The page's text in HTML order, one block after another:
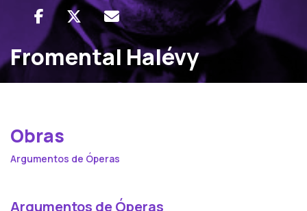
Fromental Halévy
Obras
Argumentos de Óperas
Argumentos de Óperas